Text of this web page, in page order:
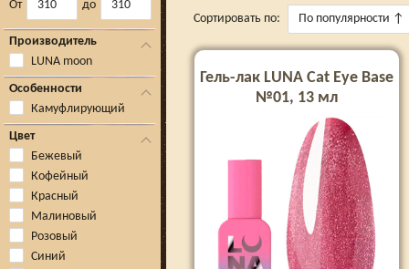
От до
Производитель
LUNA moon
Особенности
Камуфлирующий
Цвет
Бежевый
Кофейный
Красный
Малиновый
Розовый
Синий
Сортировать по: По популярности ↑
Гель-лак LUNA Cat Eye Base
№01, 13 мл